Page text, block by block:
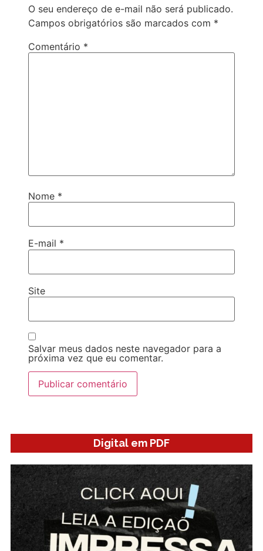
O seu endereço de e-mail não será publicado.
Campos obrigatórios são marcados com *
Comentário *
Nome *
E-mail *
Site
Salvar meus dados neste navegador para a
próxima vez que eu comentar.
Digital em PDF